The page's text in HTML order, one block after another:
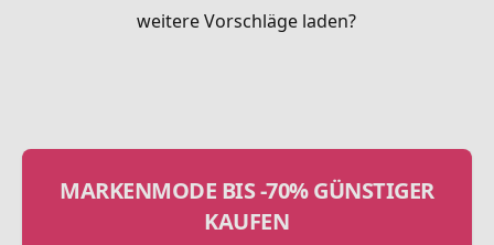
weitere Vorschläge laden?
MARKENMODE BIS -70% GÜNSTIGER
KAUFEN